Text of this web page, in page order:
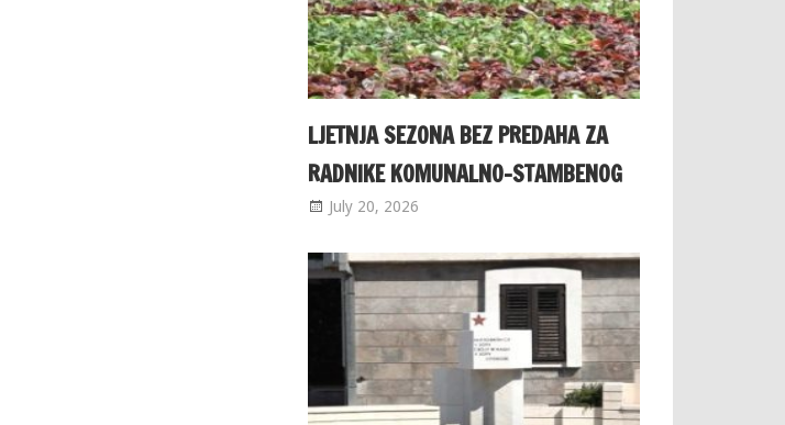
LJETNJA SEZONA BEZ PREDAHA ZA
RADNIKE KOMUNALNO-STAMBENOG
July 20, 2026